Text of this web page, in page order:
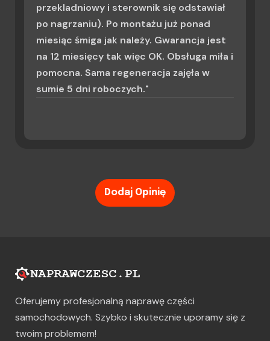
przekladniowy i sterownik się odstawiał
po nagrzaniu). Po montażu już ponad
miesiąc śmiga jak należy. Gwarancja jest
na 12 miesięcy tak więc OK. Obsługa miła i
pomocna. Sama regeneracja zajęła w
sumie 5 dni roboczych."
Dodaj Opinię
Oferujemy profesjonalną naprawę części
samochodowych. Szybko i skutecznie uporamy się z
twoim problemem!